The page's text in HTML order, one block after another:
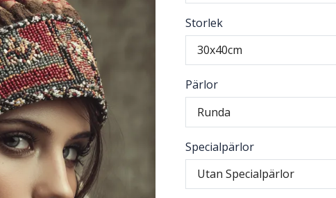
Storlek
30x40cm
Pärlor
Runda
Specialpärlor
Utan Specialpärlor